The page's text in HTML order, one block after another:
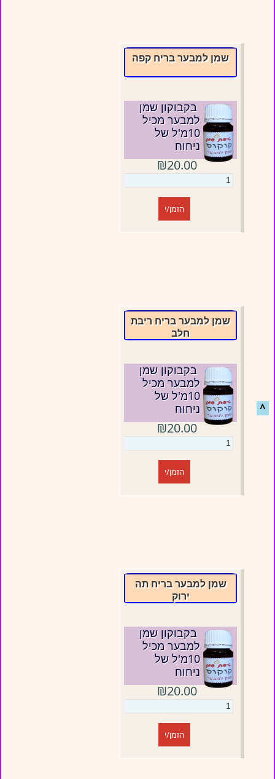
שמן למבער בריח קפה
בקבוקון שמן
למבער מכיל
10מ'ל של
ניחוח
₪20.00
הזמן/י
שמן למבער בריח ריבת
חלב
בקבוקון שמן
למבער מכיל
10מ'ל של
ניחוח
₪20.00
הזמן/י
שמן למבער בריח תה
ירוק
בקבוקון שמן
למבער מכיל
10מ'ל של
ניחוח
₪20.00
הזמן/י
^